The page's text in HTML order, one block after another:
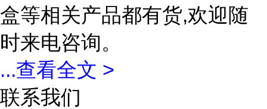
盒等相关产品都有货,欢迎随
时来电咨询。
...查看全文 >
联系我们